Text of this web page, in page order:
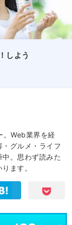
しよう
。Web業界を経
グルメ・ライフ
。思わず読みた
ます。